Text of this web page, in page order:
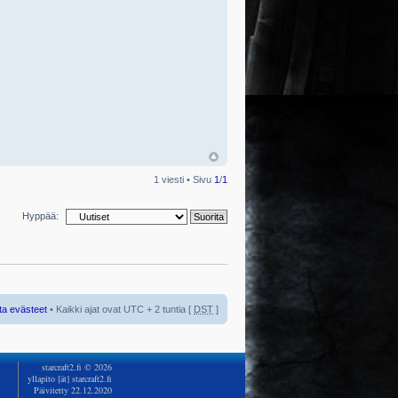
1 viesti • Sivu 1/1
Hyppää:
evästeet • Kaikki ajat ovat UTC + 2 tuntia [ DST ]
starcraft2.fi © 2026
yllapito [ät] starcraft2.fi
Päivitetty 22.12.2020